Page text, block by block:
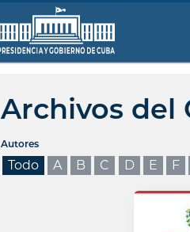
Archivos del
Autores
Todo A B C D E F